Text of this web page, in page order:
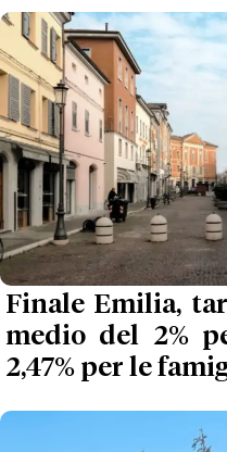
Finale Emilia,
medio del 2%
2,47% per le